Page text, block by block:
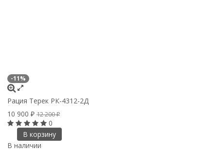
-11%
Рация Терек РК-4312-2Д
10 900 ₽ 12 200₽
0
В корзину
В наличии